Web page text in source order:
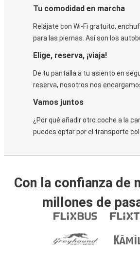
Tu comodidad en marcha
Relájate con Wi-Fi gratuito,
para las piernas. Así son los
Elige, reserva, ¡viaja!
De tu pantalla a tu asiento en
reserva, nosotros nos
Vamos juntos
¿Por qué añadir otro coche a la
puedes optar por el transporte
Con la confianza de
millones de